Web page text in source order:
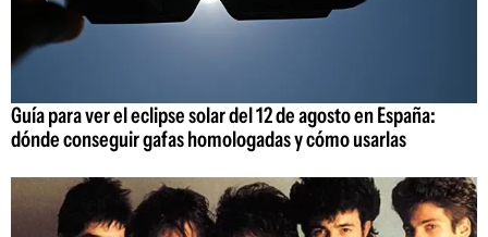
Guía para ver el eclipse solar del 12 de agosto en España:
dónde conseguir gafas homologadas y cómo usarlas